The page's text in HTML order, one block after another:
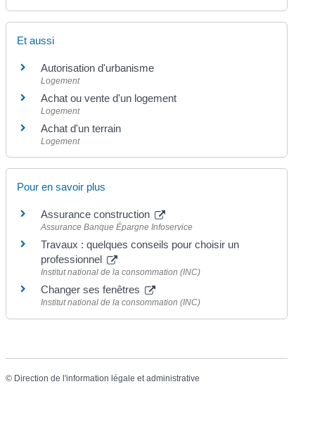
Et aussi
Autorisation d'urbanisme
Logement
Achat ou vente d'un logement
Logement
Achat d'un terrain
Logement
Pour en savoir plus
Assurance construction
Assurance Banque Épargne Infoservice
Travaux : quelques conseils pour choisir un
professionnel
Institut national de la consommation (INC)
Changer ses fenêtres
Institut national de la consommation (INC)
© Direction de l'information légale et administrative